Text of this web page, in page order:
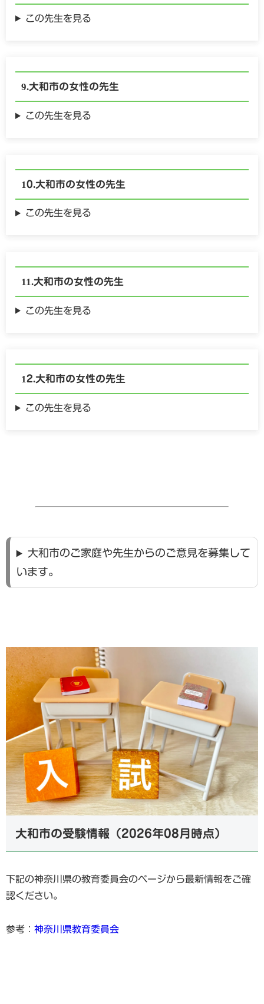
この先生を見る
大和市の女性の先生
この先生を見る
大和市の女性の先生
この先生を見る
大和市の女性の先生
この先生を見る
大和市の女性の先生
この先生を見る
大和市のご家庭や先生からのご意見を募集して
います。
大和市の受験情報（2026年08月時点）
下記の神奈川県の教育委員会のページから最新情報をご確
認ください。
参考： 神奈川県教育委員会